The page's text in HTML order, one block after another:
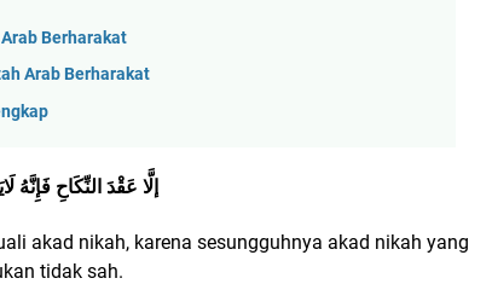
Berharakat
Arab Berharakat
(إلَّا عَقْدَ النِّكَاحِ فَإِنَّهُ
akad nikah, karena sesungguhnya akad nikah yang
tidak sah.